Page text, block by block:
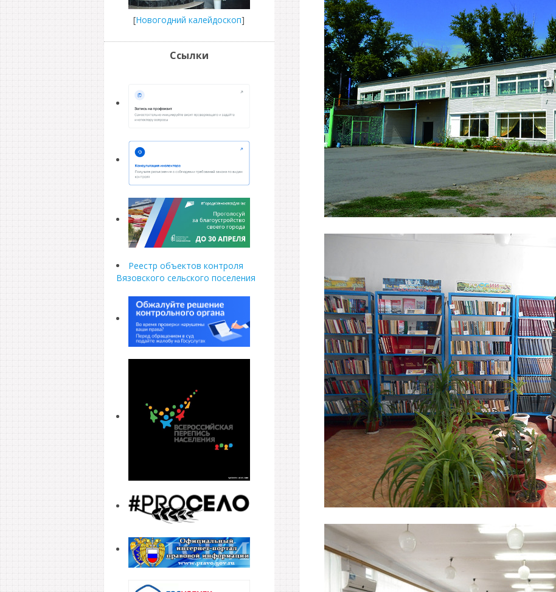
[Новогодний калейдоскоп]
Ссылки
Реестр объектов контроля
Вязовского сельского поселения